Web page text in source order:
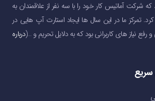
قبل بود که شرکت آماتیس کار خود را با سه نفر از علاقمندان به
تمرکز ما در این سال ها ایجاد استارت آپ هایی در
نیاز های کاربرانی بود که به دلایل تحریم و …(درباره